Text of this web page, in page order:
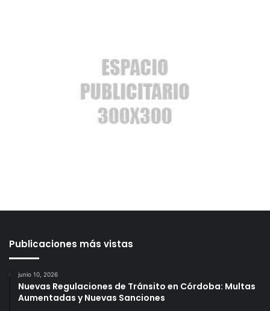
Publicaciones más vistas
junio 10, 2026
Nuevas Regulaciones de Tránsito en Córdoba: Multas
Aumentadas y Nuevas Sanciones